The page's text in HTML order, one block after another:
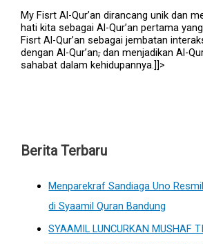
My Fisrt Al-Qur’an dirancang unik dan
hati kita sebagai Al-Qur’an pertama
Fisrt Al-Qur’an sebagai jembatan
dengan Al-Qur’an,dan menjadikan Al-
sahabat dalam kehidupannya.]]>
Berita Terbaru
Menparekraf Sandiaga Uno
di Syaamil Quran Bandung
SYAAMIL LUNCURKAN MUSHAF